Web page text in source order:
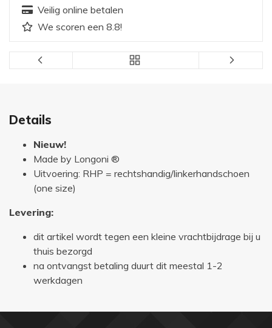
Veilig online betalen
We scoren een 8.8!
Details
Nieuw!
Made by Longoni ®
Uitvoering: RHP = rechtshandig/linkerhandschoen
(one size)
Levering:
dit artikel wordt tegen een kleine vrachtbijdrage bij u
thuis bezorgd
na ontvangst betaling duurt dit meestal 1-2
werkdagen